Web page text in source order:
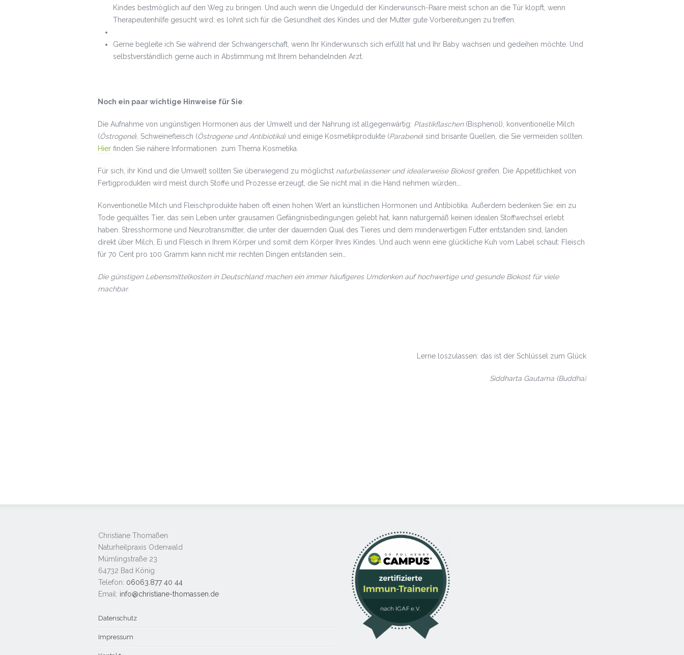
Kindes bestmöglich auf den Weg zu bringen. Und auch wenn die Ungeduld der Kinderwunsch-Paare meist schon an die Tür klopft, wenn
Therapeutenhilfe gesucht wird: es lohnt sich für die Gesundheit des Kindes und der Mutter gute Vorbereitungen zu treffen.
Gerne begleite ich Sie während der Schwangerschaft, wenn Ihr Kinderwunsch sich erfüllt hat und Ihr Baby wachsen und gedeihen möchte. Und
selbstverständlich gerne auch in Abstimmung mit Ihrem behandelnden Arzt.
Noch ein paar wichtige Hinweise für Sie:
Die Aufnahme von ungünstigen Hormonen aus der Umwelt und der Nahrung ist allgegenwärtig: Plastikflaschen(Bisphenol), konventionelle Milch
(Östrogene), Schweinefleisch (Östrogene und Antibiotika) und einige Kosmetikprodukte (Parabene) sind brisante Quellen, die Sie vermeiden sollten.
Hier finden Sie nähere Informationen zum Thema Kosmetika.
Für sich, ihr Kind und die Umwelt sollten Sie überwiegend zu möglichst naturbelassener und idealerweise Biokostgreifen. Die Appetitlichkeit von
Fertigprodukten wird meist durch Stoffe und Prozesse erzeugt, die Sie nicht mal in die Hand nehmen würden….
Konventionelle Milch und Fleischprodukte haben oft einen hohen Wert an künstlichen Hormonen und Antibiotika. Außerdem bedenken Sie: ein zu
Tode gequältes Tier, das sein Leben unter grausamen Gefängnisbedingungen gelebt hat, kann naturgemäß keinen idealen Stoffwechsel erlebt
haben. Stresshormone und Neurotransmitter, die unter der dauernden Qual des Tieres und dem minderwertigen Futter entstanden sind, landen
direkt über Milch, Ei und Fleisch in Ihrem Körper und somit dem Körper Ihres Kindes. Und auch wenn eine glückliche Kuh vom Label schaut: Fleisch
für 70 Cent pro 100 Gramm kann nicht mir rechten Dingen entstanden sein…
Die günstigen Lebensmittelkosten in Deutschland machen ein immer häufigeres Umdenken auf hochwertige und gesunde Biokost für viele
machbar.
Lerne loszulassen: das ist der Schlüssel zum Glück
Siddharta Gautama (Buddha)
Christiane Thomaßen
Naturheilpraxis Odenwald
Mümlingstraße 23
64732 Bad König
Telefon: 06063.877 40 44
Email: info@christiane-thomassen.de
Datenschutz
Impressum